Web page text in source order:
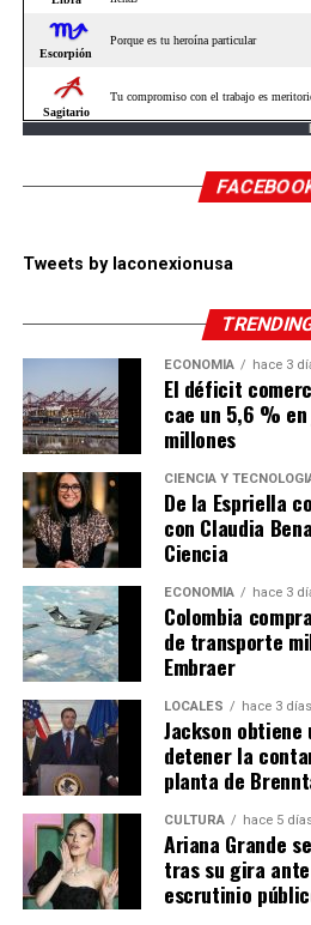
Tweets by laconexionusa
ECONOMÍA hace 3
El déficit
cae un 5,6 %
millones
CIENCIA Y
De la Espriella
con Claudia
Ciencia
ECONOMÍA hace 3
Colombia
de transporte
Embraer
LOCALES hace 3 días
Jackson
detener la
planta de
CULTURA hace 5
Ariana Grande
tras su gira
escrutinio